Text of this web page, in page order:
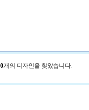
0개의 디자인을 찾았습니다.